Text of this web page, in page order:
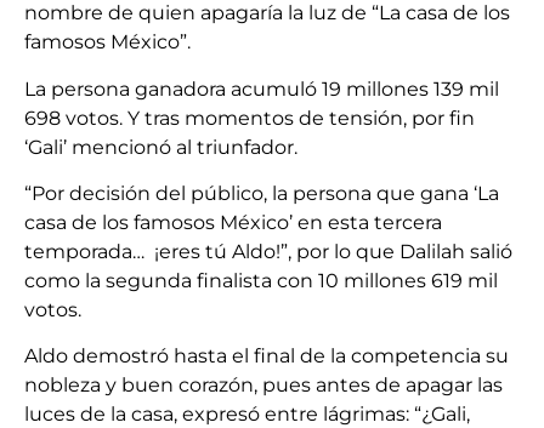
nombre de quien apagaría la luz de “La casa de los
famosos México”.
La persona ganadora acumuló 19 millones 139 mil
698 votos. Y tras momentos de tensión, por fin
‘Gali’ mencionó al triunfador.
“Por decisión del público, la persona que gana ‘La
casa de los famosos México’ en esta tercera
temporada… ¡eres tú Aldo!”, por lo que Dalilah salió
como la segunda finalista con 10 millones 619 mil
votos.
Aldo demostró hasta el final de la competencia su
nobleza y buen corazón, pues antes de apagar las
luces de la casa, expresó entre lágrimas: “¿Gali,